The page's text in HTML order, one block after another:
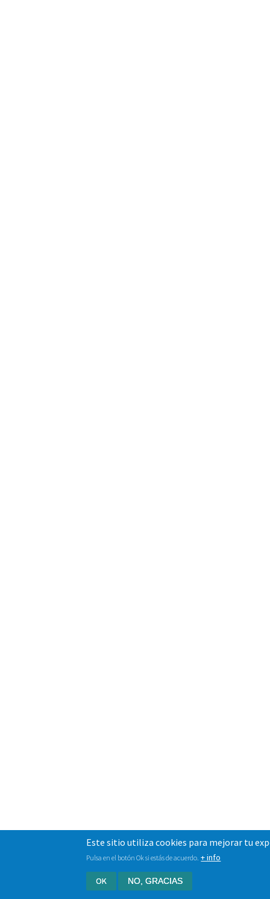
Este sitio utiliza cookies para mejorar tu
Pulsa en el botón Ok si estás de acuerdo. + info
OK NO, GRACIAS